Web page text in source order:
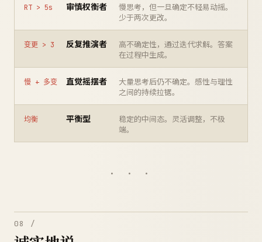
RT > 5s 审慎权衡者
慢思考，但一旦确定不轻易动摇。
少于两次更改。
变更 > 3 反复推演者
高不确定性，通过迭代求解。答案
在过程中生成。
慢 + 多变 直觉摇摆者
大量思考后仍不确定。感性与理性
之间的持续拉锯。
均衡 平衡型
稳定的中间态。灵活调整，不极
端。
· · ·
08 /